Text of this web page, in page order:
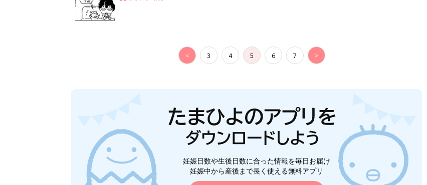
< 3 4 5 6 7 >
妊娠日数や生後日数に合った情報を毎日お届け
妊娠中から産後まで長く使える無料アプリ